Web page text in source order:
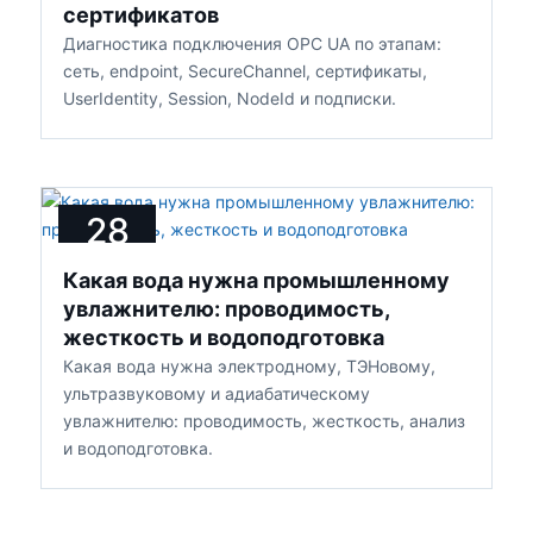
сертификатов
Диагностика подключения OPC UA по этапам:
сеть, endpoint, SecureChannel, сертификаты,
UserIdentity, Session, NodeId и подписки.
28
2026
Какая вода нужна промышленному
увлажнителю: проводимость,
жесткость и водоподготовка
Какая вода нужна электродному, ТЭНовому,
ультразвуковому и адиабатическому
увлажнителю: проводимость, жесткость, анализ
и водоподготовка.